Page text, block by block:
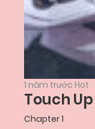
1 năm trước Hot
Touch Up
Chapter 1